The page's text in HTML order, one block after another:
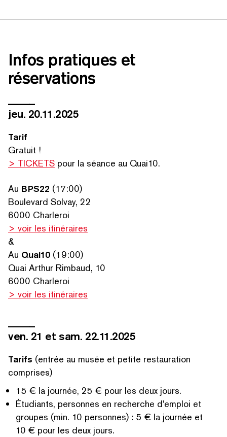
RECHERCHER PAR MOTS-CLÉS
Infos pratiques et
réservations
jeu. 20.11.2025
Tarif
Gratuit !
> TICKETS pour la séance au Quai10.
Au BPS22 (17:00)
Boulevard Solvay, 22
6000 Charleroi
> voir les itinéraires
&
Au Quai10 (19:00)
Quai Arthur Rimbaud, 10
6000 Charleroi
> voir les itinéraires
ven. 21 et sam. 22.11.2025
Tarifs (entrée au musée et petite restauration
comprises)
15 € la journée, 25 € pour les deux jours.
Étudiants, personnes en recherche d'emploi et
groupes (min. 10 personnes) : 5 € la journée et
10 € pour les deux jours.